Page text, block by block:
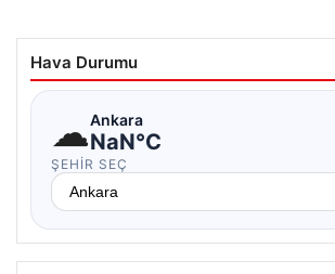
Hava Durumu
☁Ankara
NaN°C
ŞEHIR SEÇ